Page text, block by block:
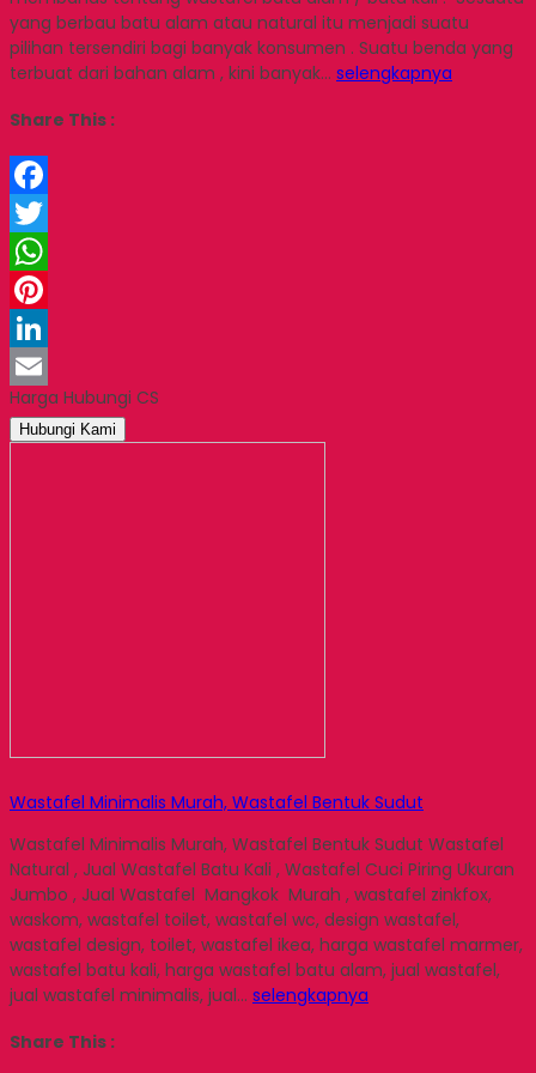
yang berbau batu alam atau natural itu menjadi suatu
pilihan tersendiri bagi banyak konsumen . Suatu benda yang
terbuat dari bahan alam , kini banyak… selengkapnya
Share This :
Facebook
Twitter
WhatsApp
Pinterest
LinkedIn
Email
Harga Hubungi CS
Hubungi Kami
Wastafel Minimalis Murah, Wastafel Bentuk Sudut
Wastafel Minimalis Murah, Wastafel Bentuk Sudut Wastafel
Natural , Jual Wastafel Batu Kali , Wastafel Cuci Piring Ukuran
Jumbo , Jual Wastafel Mangkok Murah , wastafel zinkfox,
waskom, wastafel toilet, wastafel wc, design wastafel,
wastafel design, toilet, wastafel ikea, harga wastafel marmer,
wastafel batu kali, harga wastafel batu alam, jual wastafel,
jual wastafel minimalis, jual… selengkapnya
Share This :